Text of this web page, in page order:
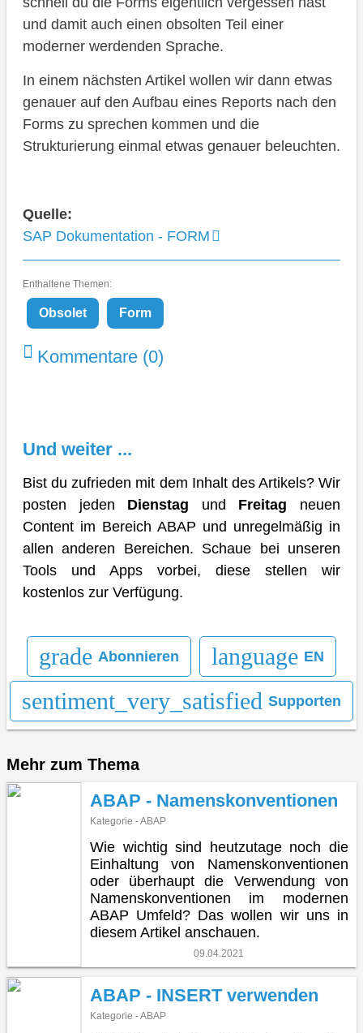
und damit auch einen obsolten Teil einer
moderner werdenden Sprache.
In einem nächsten Artikel wollen wir dann etwas
genauer auf den Aufbau eines Reports nach den
Forms zu sprechen kommen und die
Strukturierung einmal etwas genauer beleuchten.
Quelle:
SAP Dokumentation - FORM
Enthaltene Themen:
Obsolet Form
Kommentare (0)
Und weiter ...
Bist du zufrieden mit dem Inhalt des Artikels? Wir
posten jeden Dienstag und Freitag neuen
Content im Bereich ABAP und unregelmäßig in
allen anderen Bereichen. Schaue bei unseren
Tools und Apps vorbei, diese stellen wir
kostenlos zur Verfügung.
grade Abonnieren language EN
sentiment_very_satisfied Supporten
Mehr zum Thema
ABAP - Namenskonventionen
Kategorie - ABAP
Wie wichtig sind heutzutage noch die
Einhaltung von Namenskonventionen
oder überhaupt die Verwendung von
Namenskonventionen im modernen
ABAP Umfeld? Das wollen wir uns in
diesem Artikel anschauen.
09.04.2021
ABAP - INSERT verwenden
Kategorie - ABAP